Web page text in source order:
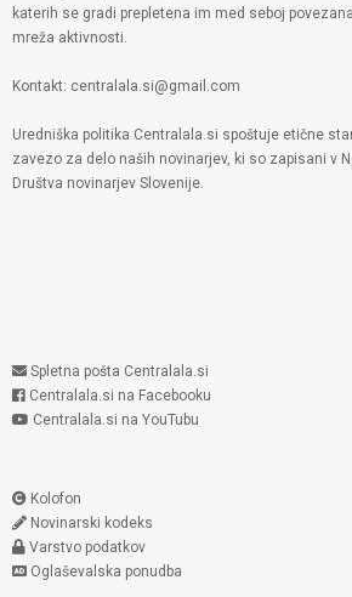
katerih se gradi prepletena im med seboj
mreža aktivnosti.
Kontakt: centralala.si@gmail.com
Uredniška politika Centralala.si spoštuje etične
zavezo za delo naših novinarjev, ki so zapisani v
Društva novinarjev Slovenije.
Spletna pošta Centralala.si
Centralala.si na Facebooku
Centralala.si na YouTubu
Kolofon
Novinarski kodeks
Varstvo podatkov
Oglaševalska ponudba